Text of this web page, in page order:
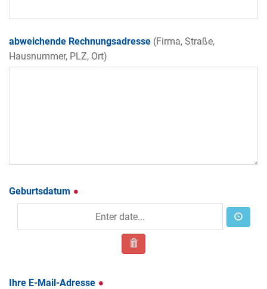
abweichende Rechnungsadresse (Firma, Straße,
Hausnummer, PLZ, Ort)
Geburtsdatum
Ihre E-Mail-Adresse